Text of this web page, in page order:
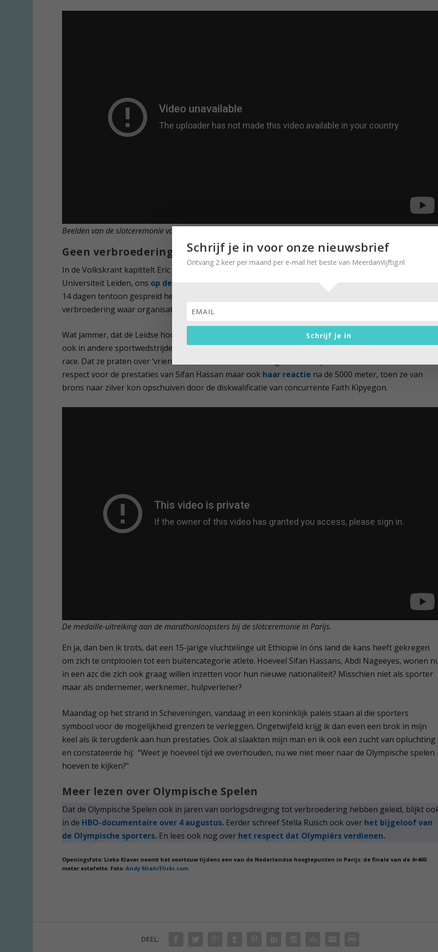
Beelden van de slotceremonie van de NOS.
Geen verbroedering?
In de Volkskrant kapittelt Eric Storm, universitair hoofddocent Algemene Geschiedenis aan de
Universiteit Leiden, ons op de opiniepagina
14 dagen tentoon gespreid hebben met ‘onze’ 6
verbroedering waar organisatoren op hopen en over spreken.
Wat jammer, dat de Leidse hoofddocent zo dus gemist heeft hoe sporters vooral in de atletiek maar
ook in andere sportwedstrijden elkaar na afloop soms ontroerend hartelijk omhelsden na een
race. Dat ze praten over ‘vrienden’ en ‘vriendinnen’ waartegen ze het opnemen. Zo heb ik niet alleen
respect voor de prestaties van Sifan Hassan maar ook haar reactie na de 5000 meter, toen ze van
brons naar zilver kon opschuiven door de diskwalificatie van concurrente Faith Kipyegon.
De medaille-uitreiking aan de marathonloopsters bij de slotceremonie in Parijs.
En ja, dan ben ik trots, dat een 15-jarige vluchtelinge uit Ethiopië in óns land de kans heeft gekregen
om zich te ontplooien tot een buitencategorie atlete. Hoeveel Sifan Hassans, Abdi Nageeyes, wonen
in een azc die zich ook graag willen inzetten voor hun nieuwe nationaliteit? Misschien niet als sporter
maar als ondernemer, werknemer, hulpverlener?
Maandag op het strand in Scheveningen, vandaag in een koninklijk paleis staan al die sporters
symbool voor de mogelijkheid grenzen te verleggen. Ongetwijfeld krijg ik dan even een brok in mijn
keel als ik terugdenk aan hun prestaties. Ook al slaakten mijn man en ik ook een zucht van opluchting
en constateerde hij: “Weet je hoeveel tijd we overhouden, nu we niet meer naar de Olympische spelen
hoeven te kijken?”
Meer lezen over Olympische Spelen
Dat de Olympische Spelen ook in jaren van oorlogsdreiging tot verbroedering hebben geleid, blijkt
in de HBO-documentaire over 4 augustus. Eerder schreef Stella Ruisch ook over het bijgeloof van
de Olympische sporters. En lees ook nog over het respect dat Olympiërs verdienen.
Openingsfoto: Lieke Klaver neemt het voortouw tijdens een van de Nederlandse hoogtepunten in Parijs: de finale van de 4×400
meter estafette. Foto:Andy Miah/Flickr.com
DEEL:
Schrijf je in voor onze nieuwsbrief
Ontvang 2 keer per maand per e-mail het beste van MeerdanVijftig.nl
Schrijf je in